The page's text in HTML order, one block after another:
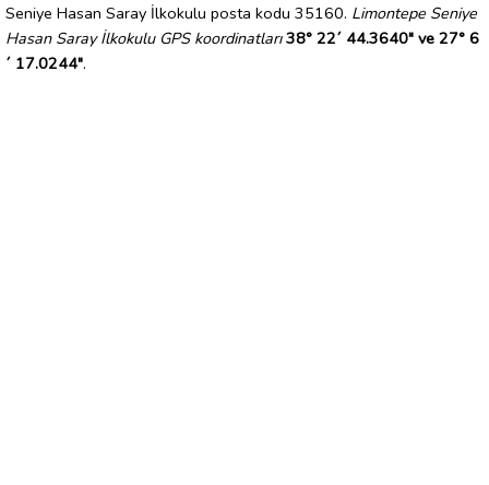
Seniye Hasan Saray İlkokulu posta kodu 35160. Limontepe Seniye
Hasan Saray İlkokulu GPS koordinatları 38° 22´ 44.3640" ve 27° 6
´ 17.0244".